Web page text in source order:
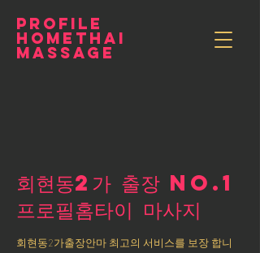
PROFILE
HOMETHAI
MASSAGE
회현동2가 출장 NO.1
​프로필홈타이 마사지
회현동2가출장안마 최고의 서비스를 보장 합니